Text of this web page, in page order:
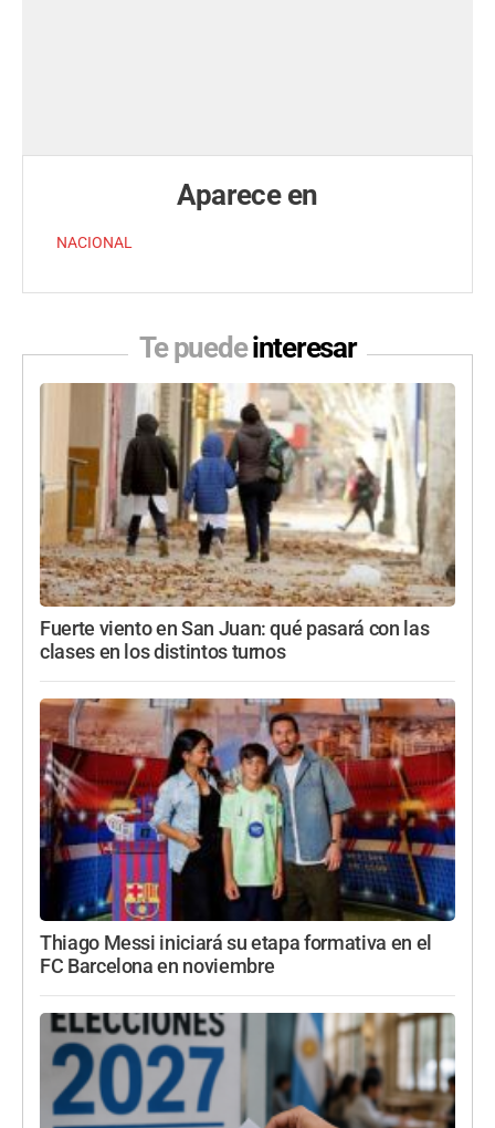
Aparece en
NACIONAL
Te puedeinteresar
Fuerte viento en San Juan: qué pasará con las
clases en los distintos turnos
Thiago Messi iniciará su etapa formativa en el
FC Barcelona en noviembre